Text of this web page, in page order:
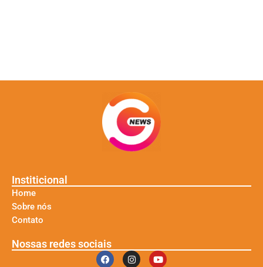
Institicional
Home
Sobre nós
Contato
Nossas redes sociais